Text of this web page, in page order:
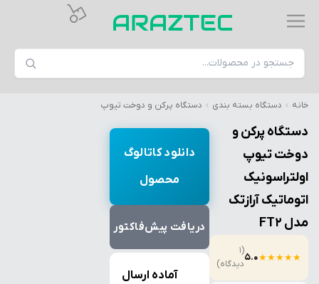
خانه دستگاه بسته بندی دستگاه پرکن و دوخت تیوپ
دستگاه پرکن و
دوخت تیوپ
اولتراسونیک
اتوماتیک آرازتک
مدل FT2
★
★
★
★
★
5.0
(1
دیدگاه)
آماده ارسال
دانلود کاتالوگ
محصول
دریافت پیش‌فاکتور